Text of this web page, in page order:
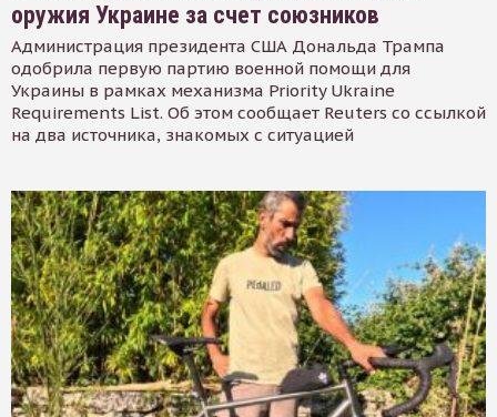
оружия Украине за счет союзников
Администрация президента США Дональда Трампа
одобрила первую партию военной помощи для
Украины в рамках механизма Priority Ukraine
Requirements List. Об этом сообщает Reuters со ссылкой
на два источника, знакомых с ситуацией